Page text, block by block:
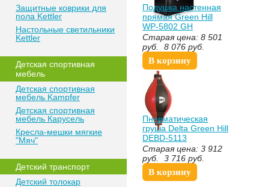
Защитные коврики для
пола Kettler
Настольные светильники
Kettler
Детская спортивная
мебель
Детская спортивная
мебель Kampfer
Детская спортивная
мебель Карусель
Кресла-мешки мягкие
"Мяч"
Детский транспорт
Детский толокар
Подушка настенная
прямая Green Hill
WP-5802 GH
50*40*18
искусственная кожа
Старая цена: 8 501
руб.
8 076 руб.
В корзину
Пневматическая
груша Delta Green Hill
DEBD-5113
Старая цена: 3 912
руб.
3 716 руб.
В корзину